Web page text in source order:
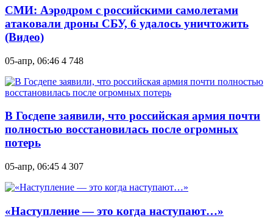
СМИ: Аэродром с российскими самолетами
атаковали дроны СБУ, 6 удалось уничтожить
(Видео)
05-апр, 06:46 4 748
В Госдепе заявили, что российская армия почти
полностью восстановилась после огромных
потерь
05-апр, 06:45 4 307
«Наступление — это когда наступают…»